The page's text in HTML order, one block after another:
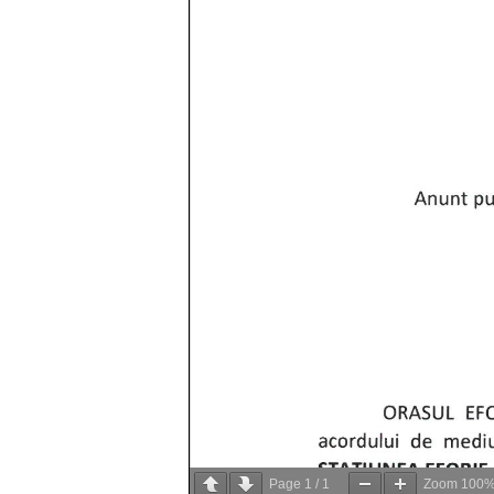
Page 1 / 1 Zoom